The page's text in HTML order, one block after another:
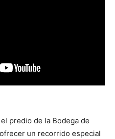
predio de la Bodega de
un recorrido especial